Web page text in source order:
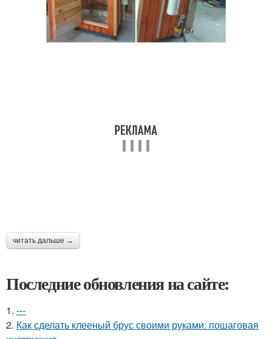
читать дальше →
Последние обновления на сайте:
1. ---
2. Как сделать клееный брус своими руками: пошаговая